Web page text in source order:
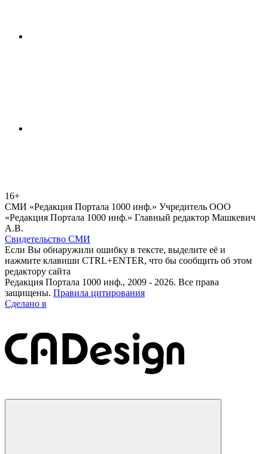
16+
СМИ «Редакция Портала 1000 инф.» Учредитель ООО
«Редакция Портала 1000 инф.» Главный редактор Машкевич
А.В.
Свидетельство СМИ
Если Вы обнаружили ошибку в тексте, выделите её и
нажмите клавиши CTRL+ENTER, что бы сообщить об этом
редактору сайта
Редакция Портала 1000 инф., 2009 - 2026. Все права
защищены. Правила цитирования
Сделано в